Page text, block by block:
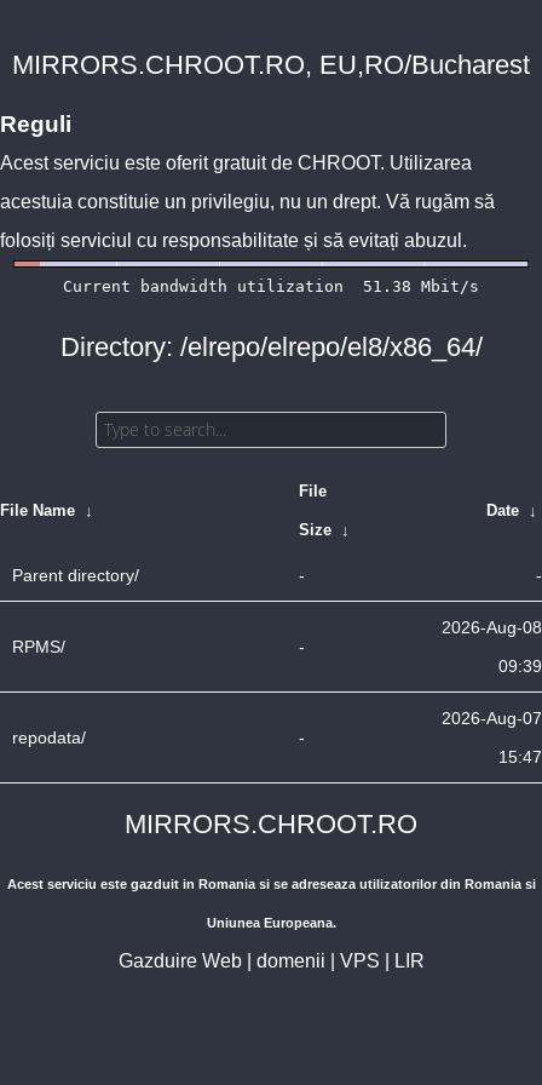
MIRRORS.CHROOT.RO, EU,RO/Bucharest
Reguli
Acest serviciu este oferit gratuit de CHROOT. Utilizarea
acestuia constituie un privilegiu, nu un drept. Vă rugăm să
folosiți serviciul cu responsabilitate și să evitați abuzul.
Directory: /elrepo/elrepo/el8/x86_64/
File Name ↓
File
Size ↓
Date ↓
Parent directory/ - -
RPMS/ -
2026-Aug-08
09:39
repodata/ -
2026-Aug-07
15:47
MIRRORS.CHROOT.RO
Acest serviciu este gazduit in Romania si se adreseaza utilizatorilor din Romania si
Uniunea Europeana.
Gazduire Web| domenii VPS LIR